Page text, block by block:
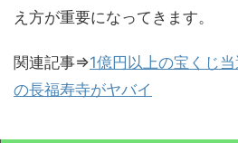
え方が重要になってきます。
関連記事⇒1億円以上の宝くじ
の長福寿寺がヤバイ